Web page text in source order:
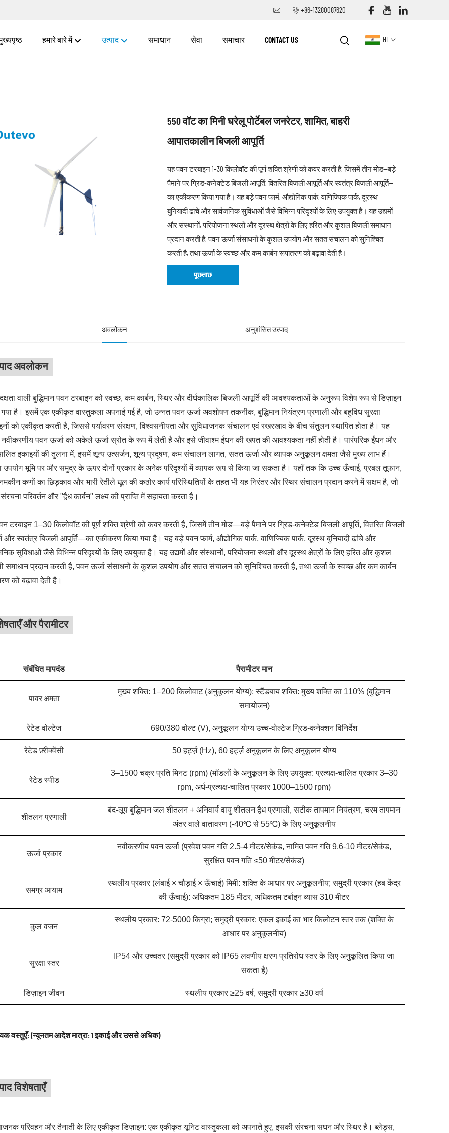
+86-13280087620
हमारे बारे में उत्पाद समाधान सेवा समाचार CONTACT US HI
550 वॉट का मिनी घरेलू पोर्टेबल जनरेटर, शामित, बाहरी
आपातकालीन बिजली आपूर्ति
यह पवन टरबाइन 1–30 किलोवॉट की पूर्ण शक्ति श्रेणी को कवर करती है, जिसमें तीन मोड—बड़े
पैमाने पर ग्रिड-कनेक्टेड बिजली आपूर्ति, वितरित बिजली आपूर्ति और स्वतंत्र बिजली आपूर्ति—
का एकीकरण किया गया है। यह बड़े पवन फार्म, औद्योगिक पार्क, वाणिज्यिक पार्क, दूरस्थ
बुनियादी ढांचे और सार्वजनिक सुविधाओं जैसे विभिन्न परिदृश्यों के लिए उपयुक्त है। यह उद्यमों
और संस्थानों, परियोजना स्थलों और दूरस्थ क्षेत्रों के लिए हरित और कुशल बिजली समाधान
प्रदान करती है, पवन ऊर्जा संसाधनों के कुशल उपयोग और सतत संचालन को सुनिश्चित
करती है, तथा ऊर्जा के स्वच्छ और कम कार्बन रूपांतरण को बढ़ावा देती है।
पूछताछ
अवलोकन अनुशंसित उत्पाद
अवलोकन
वाली बुद्धिमान पवन टरबाइन को स्वच्छ, कम कार्बन, स्थिर और दीर्घकालिक बिजली आपूर्ति की आवश्यकताओं के अनुरूप विशेष रूप से डिज़ाइन
गया है। इसमें एक एकीकृत वास्तुकला अपनाई गई है, जो उन्नत पवन ऊर्जा अवशोषण तकनीक, बुद्धिमान नियंत्रण प्रणाली और बहुविध सुरक्षा
को एकीकृत करती है, जिससे पर्यावरण संरक्षण, विश्वसनीयता और सुविधाजनक संचालन एवं रखरखाव के बीच संतुलन स्थापित होता है। यह
नवीकरणीय पवन ऊर्जा को अकेले ऊर्जा स्रोत के रूप में लेती है और इसे जीवाश्म ईंधन की खपत की आवश्यकता नहीं होती है। पारंपरिक ईंधन और
इकाइयों की तुलना में, इसमें शून्य उत्सर्जन, शून्य प्रदूषण, कम संचालन लागत, सतत ऊर्जा और व्यापक अनुकूलन क्षमता जैसे मुख्य लाभ हैं।
उपयोग भूमि पर और समुद्र के ऊपर दोनों प्रकार के अनेक परिदृश्यों में व्यापक रूप से किया जा सकता है। यहाँ तक कि उच्च ऊँचाई, प्रबल तूफान,
कणों का छिड़काव और भारी रेतीले धूल की कठोर कार्य परिस्थितियों के तहत भी यह निरंतर और स्थिर संचालन प्रदान करने में सक्षम है, जो
परिवर्तन और "द्वैध कार्बन" लक्ष्य की प्राप्ति में सहायता करता है।
टरबाइन 1–30 किलोवॉट की पूर्ण शक्ति श्रेणी को कवर करती है, जिसमें तीन मोड—बड़े पैमाने पर ग्रिड-कनेक्टेड बिजली आपूर्ति, वितरित बिजली
और स्वतंत्र बिजली आपूर्ति—का एकीकरण किया गया है। यह बड़े पवन फार्म, औद्योगिक पार्क, वाणिज्यिक पार्क, दूरस्थ बुनियादी ढांचे और
सुविधाओं जैसे विभिन्न परिदृश्यों के लिए उपयुक्त है। यह उद्यमों और संस्थानों, परियोजना स्थलों और दूरस्थ क्षेत्रों के लिए हरित और कुशल
समाधान प्रदान करती है, पवन ऊर्जा संसाधनों के कुशल उपयोग और सतत संचालन को सुनिश्चित करती है, तथा ऊर्जा के स्वच्छ और कम कार्बन
को बढ़ावा देती है।
और पैरामीटर
संबंधित मापदंड पैरामीटर मान
पावर क्षमता
मुख्य शक्ति: 1–200 किलोवाट (अनुकूलन योग्य); स्टैंडबाय शक्ति: मुख्य शक्ति का 110% (बुद्धिमान
समायोजन)
रेटेड वोल्टेज 690/380 वोल्ट (V), अनुकूलन योग्य उच्च-वोल्टेज ग्रिड-कनेक्शन विनिर्देश
रेटेड फ़्रीक्वेंसी 50 हर्ट्ज़ (Hz), 60 हर्ट्ज़ अनुकूलन के लिए अनुकूलन योग्य
रेटेड स्पीड
3–1500 चक्र प्रति मिनट (rpm) (मॉडलों के अनुकूलन के लिए उपयुक्त: प्रत्यक्ष-चालित प्रकार 3–30
rpm, अर्ध-प्रत्यक्ष-चालित प्रकार 1000–1500 rpm)
शीतलन प्रणाली
बंद-लूप बुद्धिमान जल शीतलन + अनिवार्य वायु शीतलन द्वैध प्रणाली, सटीक तापमान नियंत्रण, चरम तापमान
अंतर वाले वातावरण (-40℃ से 55℃) के लिए अनुकूलनीय
ऊर्जा प्रकार
नवीकरणीय पवन ऊर्जा (प्रवेश पवन गति 2.5-4 मीटर/सेकंड, नामित पवन गति 9.6-10 मीटर/सेकंड,
सुरक्षित पवन गति ≤50 मीटर/सेकंड)
समग्र आयाम
स्थलीय प्रकार (लंबाई × चौड़ाई × ऊँचाई) मिमी: शक्ति के आधार पर अनुकूलनीय; समुद्री प्रकार (हब केंद्र
की ऊँचाई): अधिकतम 185 मीटर, अधिकतम टर्बाइन व्यास 310 मीटर
कुल वजन
स्थलीय प्रकार: 72-5000 किग्रा; समुद्री प्रकार: एकल इकाई का भार किलोटन स्तर तक (शक्ति के
आधार पर अनुकूलनीय)
सुरक्षा स्तर
IP54 और उच्चतर (समुद्री प्रकार को IP65 लवणीय क्षरण प्रतिरोध स्तर के लिए अनुकूलित किया जा
सकता है)
डिज़ाइन जीवन स्थलीय प्रकार ≥25 वर्ष, समुद्री प्रकार ≥30 वर्ष
वस्तुएँ: (न्यूनतम आदेश मात्रा: 1 इकाई और उससे अधिक)
विशेषताएँ
परिवहन और तैनाती के लिए एकीकृत डिज़ाइन: एक एकीकृत यूनिट वास्तुकला को अपनाते हुए, इसकी संरचना सघन और स्थिर है। ब्लेड्स,